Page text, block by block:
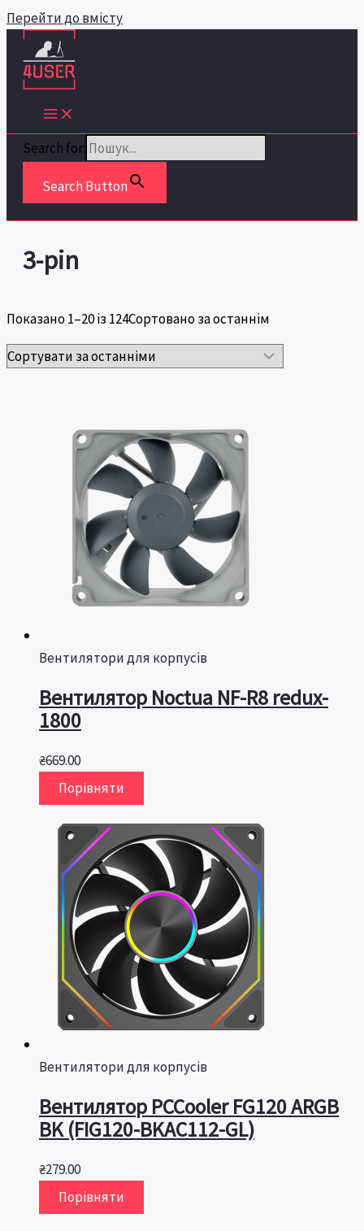
Перейти до вмісту
Search for:
Search Button
3-pin
Показано 1–20 із 124Сортовано за останнім
Вентилятори для корпусів
Вентилятор Noctua NF-R8 redux-
1800
₴669.00
Порівняти
Вентилятори для корпусів
Вентилятор PCCooler FG120 ARGB
BK (FIG120-BKAC112-GL)
₴279.00
Порівняти